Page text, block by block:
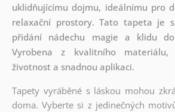
uklidňujícímu dojmu, ideálnímu pro
relaxační prostory. Tato tapeta je
přidání nádechu magie a klidu
Vyrobena z kvalitního materiálu,
životnost a snadnou aplikaci.
Tapety vyráběné s láskou mohou
doma. Vyberte si z jedinečných